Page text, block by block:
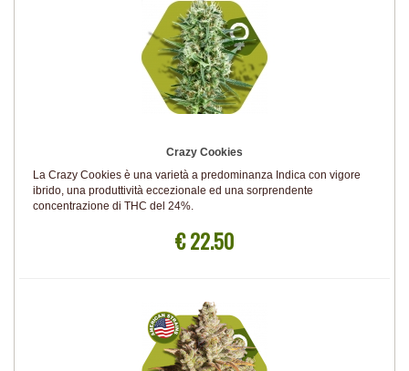
Crazy Cookies
La Crazy Cookies è una varietà a predominanza Indica con vigore
ibrido, una produttività eccezionale ed una sorprendente
concentrazione di THC del 24%.
€ 22.50